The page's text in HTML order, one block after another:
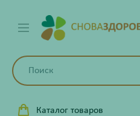
Каталог товаров